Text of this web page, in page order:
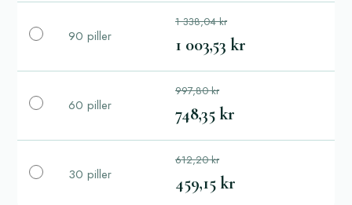
90 piller
1 338,04 kr
1 003,53 kr
60 piller
997,80 kr
748,35 kr
30 piller
612,20 kr
459,15 kr